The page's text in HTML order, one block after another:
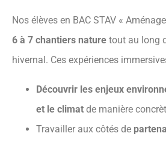
Nos élèves en BAC STAV «
6 à 7 chantiers nature tout au long
hivernal. Ces expériences
Découvrir les enjeux
et le climat de manière
Travailler aux côtés de